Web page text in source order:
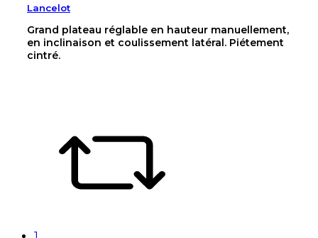
Lancelot
Grand plateau réglable en hauteur manuellement,
en inclinaison et coulissement latéral. Piétement
cintré.